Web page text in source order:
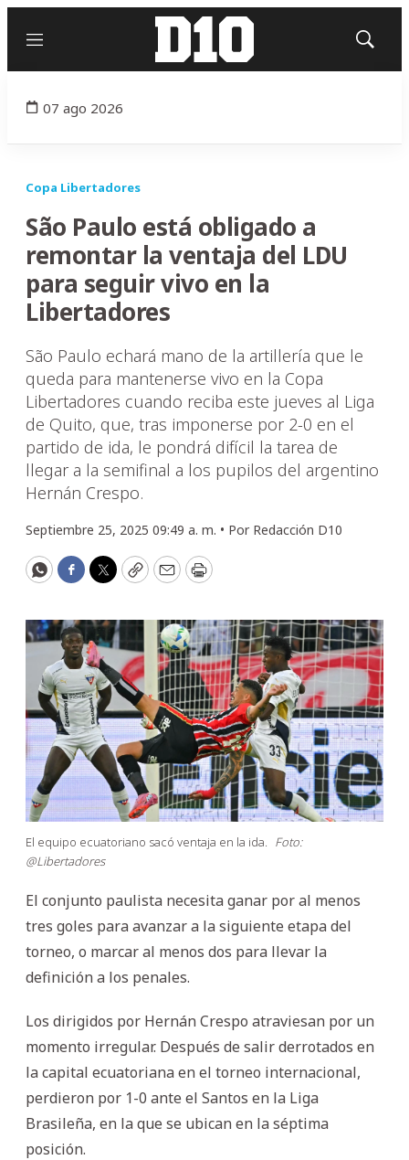
Menú
Mostrar
07 ago 2026
Copa Libertadores
São Paulo está obligado a
remontar la ventaja del LDU
para seguir vivo en la
Libertadores
São Paulo echará mano de la artillería que le
queda para mantenerse vivo en la Copa
Libertadores cuando reciba este jueves al Liga
de Quito, que, tras imponerse por 2-0 en el
partido de ida, le pondrá difícil la tarea de
llegar a la semifinal a los pupilos del argentino
Hernán Crespo.
Septiembre 25, 2025 09:49 a. m. • Por Redacción D10
WhatsApp
Facebook
Twitter
CopyEmailPrint
El equipo ecuatoriano sacó ventaja en la ida. Foto:
@Libertadores
El conjunto paulista necesita ganar por al menos
tres goles para avanzar a la siguiente etapa del
torneo, o marcar al menos dos para llevar la
definición a los penales.
Los dirigidos por Hernán Crespo atraviesan por un
momento irregular. Después de salir derrotados en
la capital ecuatoriana en el torneo internacional,
perdieron por 1-0 ante el Santos en la Liga
Brasileña, en la que se ubican en la séptima
posición.